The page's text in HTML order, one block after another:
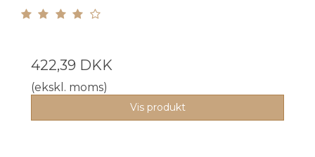
422,39 DKK
(ekskl. moms)
Vis produkt